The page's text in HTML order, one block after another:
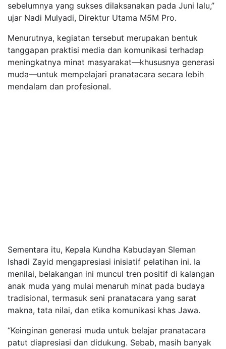
sebelumnya yang sukses dilaksanakan pada Juni lalu,”
ujar Nadi Mulyadi, Direktur Utama M5M Pro.
Menurutnya, kegiatan tersebut merupakan bentuk
tanggapan praktisi media dan komunikasi terhadap
meningkatnya minat masyarakat—khususnya generasi
muda—untuk mempelajari pranatacara secara lebih
mendalam dan profesional.
Sementara itu, Kepala Kundha Kabudayan Sleman
Ishadi Zayid mengapresiasi inisiatif pelatihan ini. Ia
menilai, belakangan ini muncul tren positif di kalangan
anak muda yang mulai menaruh minat pada budaya
tradisional, termasuk seni pranatacara yang sarat
makna, tata nilai, dan etika komunikasi khas Jawa.
“Keinginan generasi muda untuk belajar pranatacara
patut diapresiasi dan didukung. Sebab, masih banyak